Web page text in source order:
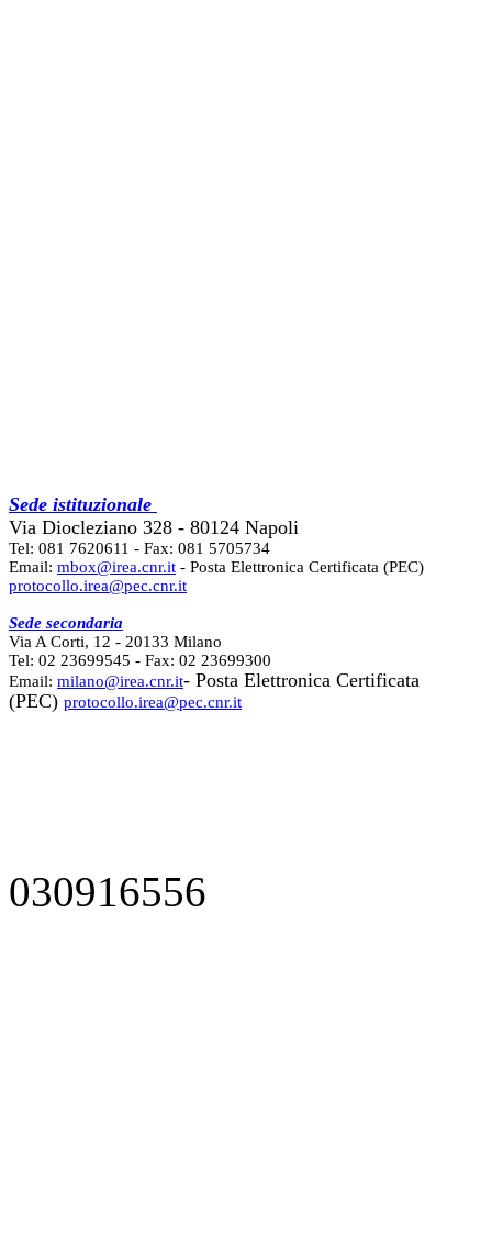
Sede istituzionale
Via Diocleziano 328 - 80124 Napoli
Tel: 081 7620611 - Fax: 081 5705734
Email: mbox@irea.cnr.it - Posta Elettronica Certificata (PEC)
protocollo.irea@pec.cnr.it
Sede secondaria
Via A Corti, 12 - 20133 Milano
Tel: 02 23699545 - Fax: 02 23699300
Email: milano@irea.cnr.it- Posta Elettronica Certificata
(PEC) protocollo.irea@pec.cnr.it
030916556